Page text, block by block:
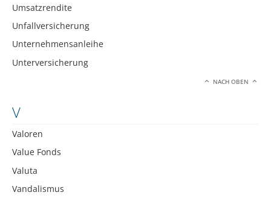
Umsatzrendite
Unfallversicherung
Unternehmensanleihe
Unterversicherung
NACH OBEN
V
Valoren
Value Fonds
Valuta
Vandalismus